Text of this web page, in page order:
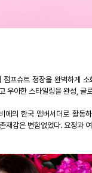
프슈트 정장을 완벽하게
우아한 스타일링을 완성 글
에의 한국 앰버서더로 활동
재감은 변함없었다. 요정과